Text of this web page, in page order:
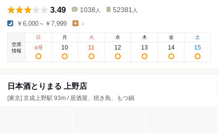
3.49 1038 人 52381 人
￥6,000～￥7,999 -
空席
情報
日
8/9
月
10
火
11
水
12
木
13
金
14
土
15
日本酒とりまる 上野店
[東京] 京成上野駅 93m / 居酒屋、焼き鳥、もつ鍋